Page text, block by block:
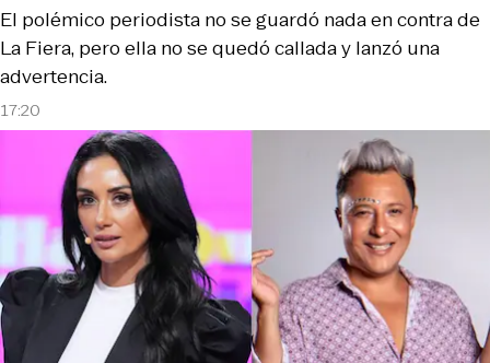
17:20
El polémico periodista no se guardó nada en contra de
La Fiera, pero ella no se quedó callada y lanzó una
advertencia.